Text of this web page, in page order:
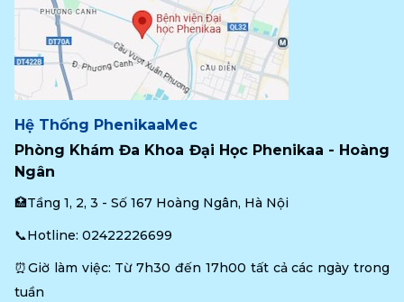
Hệ Thống PhenikaaMec
Phòng Khám Đa Khoa Đại Học Phenikaa - Hoàng
Ngân
🏥Tầng 1, 2, 3 - Số 167 Hoàng Ngân, Hà Nội
📞Hotline: 02422226699
⏰Giờ làm việc: Từ 7h30 đến 17h00 tất cả các ngày trong
tuần